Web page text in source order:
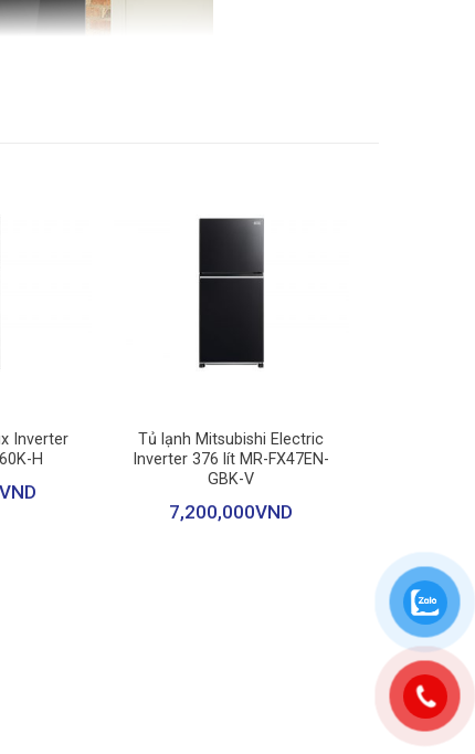
177.5 cm – Rộng 91 cm – Sâu 69.8 cm –
chứa (nằm phía bên cánh cửa).
Inverter
H
VND
Tủ lạnh Mitsubishi Electric
Inverter 376 lít MR-FX47EN-
GBK-V
7,200,000VND